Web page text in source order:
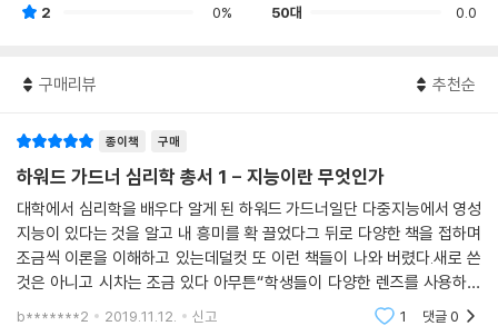
2
0%
50대
0.0
구매리뷰 추천순
종이책 구매
하워드 가드너 심리학 총서 1 - 지능이란 무엇인가
대학에서 심리학을 배우다 알게 된 하워드 가드너일단 다중지능에서 영성
지능이 있다는 것을 알고 내 흥미를 확 끌었다그 뒤로 다양한 책을 접하며
조금씩 이론을 이해하고 있는데덜컷 또 이런 책들이 나와 버렸다.새로 쓴
것은 아니고 시차는 조금 있다 아무튼“학생들이 다양한 렌즈를 사용하여
세계가 어떤지 알 수 있게 한다면 교육은 성공한 것이다.” ‘다중지능’이라
b*******2 2019.11.12. 신고 1 댓글0